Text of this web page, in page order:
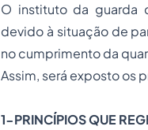
O instituto da guarda
devido à situação de
no cumprimento da
Assim, será exposto os
1-PRINCÍPIOS QUE